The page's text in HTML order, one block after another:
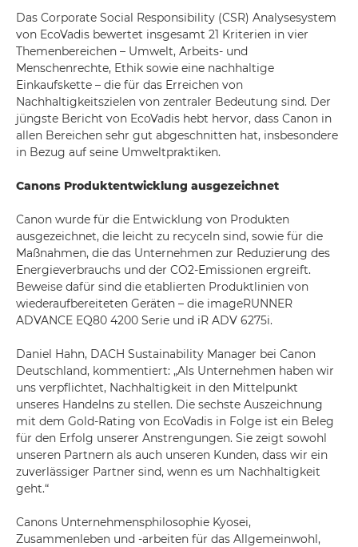
Das Corporate Social Responsibility (CSR) Analysesystem
von EcoVadis bewertet insgesamt 21 Kriterien in vier
Themenbereichen – Umwelt, Arbeits- und
Menschenrechte, Ethik sowie eine nachhaltige
Einkaufskette – die für das Erreichen von
Nachhaltigkeitszielen von zentraler Bedeutung sind. Der
jüngste Bericht von EcoVadis hebt hervor, dass Canon in
allen Bereichen sehr gut abgeschnitten hat, insbesondere
in Bezug auf seine Umweltpraktiken.
Canons Produktentwicklung ausgezeichnet
Canon wurde für die Entwicklung von Produkten
ausgezeichnet, die leicht zu recyceln sind, sowie für die
Maßnahmen, die das Unternehmen zur Reduzierung des
Energieverbrauchs und der CO2-Emissionen ergreift.
Beweise dafür sind die etablierten Produktlinien von
wiederaufbereiteten Geräten – die imageRUNNER
ADVANCE EQ80 4200 Serie und iR ADV 6275i.
Daniel Hahn, DACH Sustainability Manager bei Canon
Deutschland, kommentiert: „Als Unternehmen haben wir
uns verpflichtet, Nachhaltigkeit in den Mittelpunkt
unseres Handelns zu stellen. Die sechste Auszeichnung
mit dem Gold-Rating von EcoVadis in Folge ist ein Beleg
für den Erfolg unserer Anstrengungen. Sie zeigt sowohl
unseren Partnern als auch unseren Kunden, dass wir ein
zuverlässiger Partner sind, wenn es um Nachhaltigkeit
geht.“
Canons Unternehmensphilosophie Kyosei,
Zusammenleben und -arbeiten für das Allgemeinwohl,